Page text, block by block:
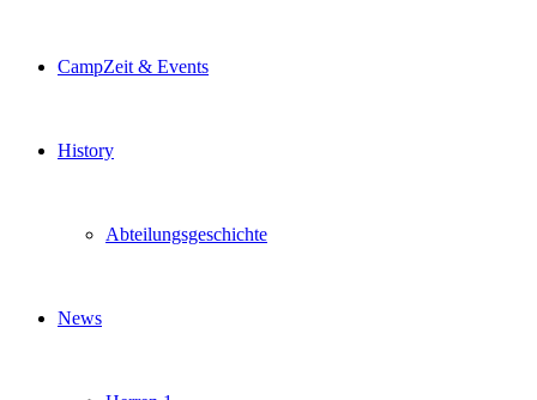
CampZeit & Events
History
Abteilungsgeschichte
News